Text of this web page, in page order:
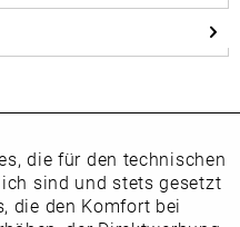
Instagram
Aktiv
die für den technischen
sind und stets gesetzt
die den Komfort bei